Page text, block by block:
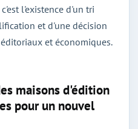
l'existence d'un tri
et d'une décision
et économiques.
maisons d'édition
pour un nouvel